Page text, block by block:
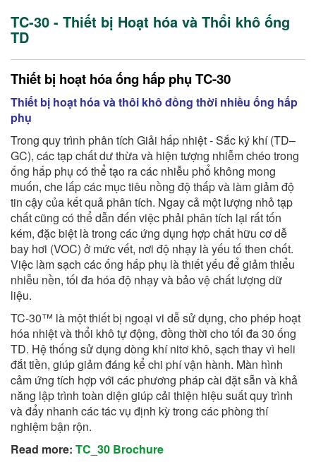
TC-30 - Thiết bị Hoạt hóa và Thổi khô ống
TD
Thiết bị hoạt hóa ống hấp phụ TC-30
Thiết bị hoạt hóa và thôi khô đồng thời nhiều ống hấp
phụ
Trong quy trình phân tích Giải hấp nhiệt - Sắc ký khí (TD–
GC), các tạp chất dư thừa và hiện tượng nhiễm chéo trong
ống hấp phụ có thể tạo ra các nhiễu phổ không mong
muốn, che lấp các mục tiêu nồng độ thấp và làm giảm độ
tin cậy của kết quả phân tích. Ngay cả một lượng nhỏ tạp
chất cũng có thể dẫn đến việc phải phân tích lại rất tốn
kém, đặc biệt là trong các ứng dụng hợp chất hữu cơ dễ
bay hơi (VOC) ở mức vết, nơi độ nhạy là yếu tố then chốt.
Việc làm sạch các ống hấp phụ là thiết yếu để giảm thiểu
nhiễu nền, tối đa hóa độ nhạy và bảo vệ chất lượng dữ
liệu.
TC-30™ là một thiết bị ngoại vi dễ sử dụng, cho phép hoạt
hóa nhiệt và thổi khô tự động, đồng thời cho tối đa 30 ống
TD. Hệ thống sử dụng dòng khí nitơ khô, sạch thay vì heli
đắt tiền, giúp giảm đáng kể chi phí vận hành. Màn hình
cảm ứng tích hợp với các phương pháp cài đặt sẵn và khả
năng lập trình toàn diện giúp cải thiện hiệu suất quy trình
và đẩy nhanh các tác vụ định kỳ trong các phòng thí
nghiệm bận rộn.
Read more: TC_30 Brochure